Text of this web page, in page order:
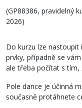
(GP88386, pravidelný
2026)
Do kurzu lze nastoupit
prvky, případně se
ale třeba počítat s tím,
Pole dance je účinná
současně protáhnete